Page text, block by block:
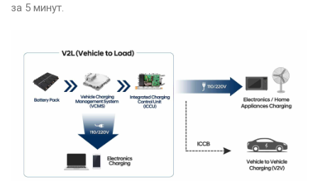
за 5 минут.